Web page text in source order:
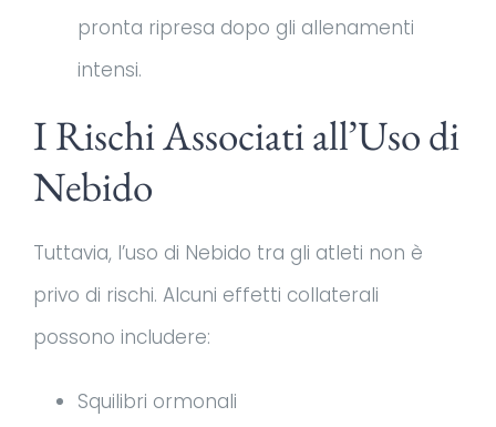
pronta ripresa dopo gli allenamenti
intensi.
I Rischi Associati all’Uso di
Nebido
Tuttavia, l’uso di Nebido tra gli atleti non è
privo di rischi. Alcuni effetti collaterali
possono includere:
Squilibri ormonali